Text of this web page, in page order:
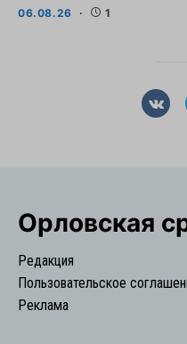
06.08.26 1
Орловская
Редакция
Пользовательское
Реклама